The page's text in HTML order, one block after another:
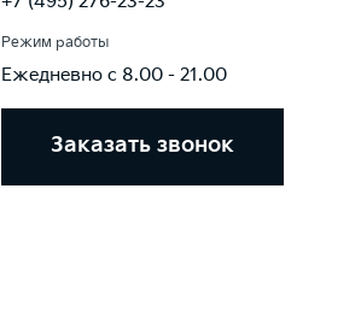
Режим работы
Ежедневно с 8.00 - 21.00
Заказать звонок